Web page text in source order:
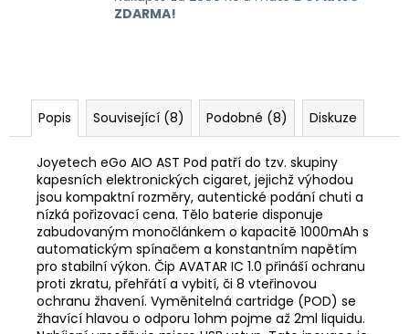
ZDARMA!
Popis Související (8) Podobné (8) Diskuze
Joyetech eGo AIO AST Pod patří do tzv. skupiny
kapesních elektronických cigaret, jejichž výhodou
jsou kompaktní rozměry, autentické podání chuti a
nízká pořizovací cena. Tělo baterie disponuje
zabudovaným monočlánkem o kapacitě 1000mAh s
automatickým spínačem a konstantním napětím
pro stabilní výkon. Čip AVATAR IC 1.0 přináší ochranu
proti zkratu, přehřátí a vybití, či 8 vteřinovou
ochranu žhavení. Vyměnitelná cartridge (POD) se
žhavící hlavou o odporu 1ohm pojme až 2ml liquidu.